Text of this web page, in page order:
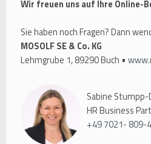
Wir freuen uns auf Ihre Online-
Sie haben noch Fragen? Dann
MOSOLF SE & Co. KG
Lehmgrube 1, 89290 Buch •
Sabine Stumpp-
HR Business
+49 7021- 809-